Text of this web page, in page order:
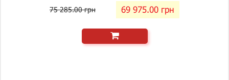
75 285.00 грн 69 975.00 грн